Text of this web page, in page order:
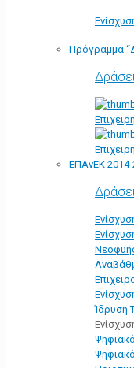
Πρόγραμμα
ΕΠΑνΕΚ 2014-
Ίδρυση